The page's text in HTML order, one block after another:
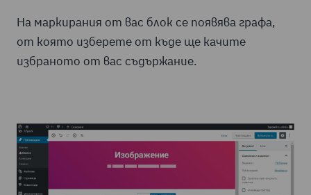
На маркирания от вас блок се появява графа,
от която изберете от къде ще качите
избраното от вас съдържание.